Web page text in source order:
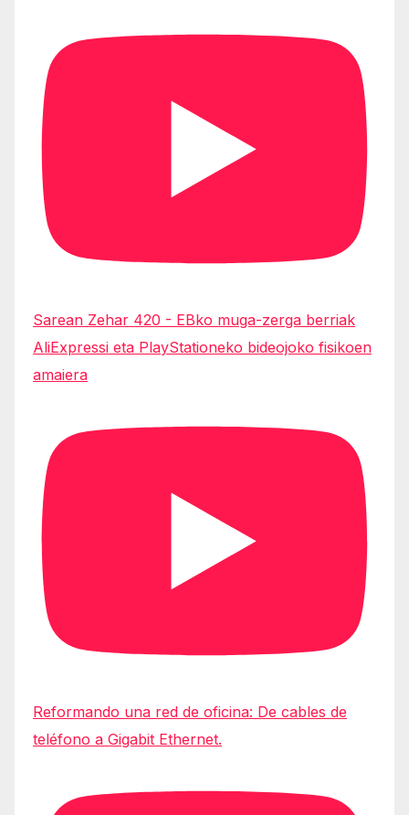
Sarean Zehar 420 - EBko muga-zerga berriak
AliExpressi eta PlayStationeko bideojoko fisikoen
amaiera
Reformando una red de oficina: De cables de
teléfono a Gigabit Ethernet.